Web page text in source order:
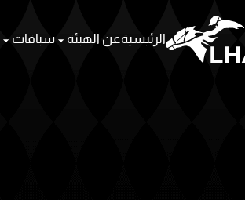
الرئيسيةعن الهيئة سباقات